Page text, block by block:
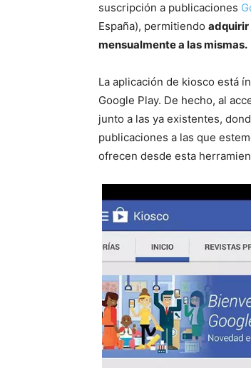
suscripción a publicaciones
España), permitiendo adquirir
mensualmente a las mismas.
La aplicación de kiosco está
Google Play. De hecho, al
junto a las ya existentes,
publicaciones a las que
ofrecen desde esta